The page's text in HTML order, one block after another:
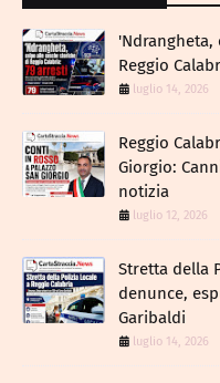
Reggio
luglio 14, 2026
Reggio
Giorgio:
notizia
luglio 12, 2026
​Stretta della
denunce,
Garibaldi
luglio 14, 2026